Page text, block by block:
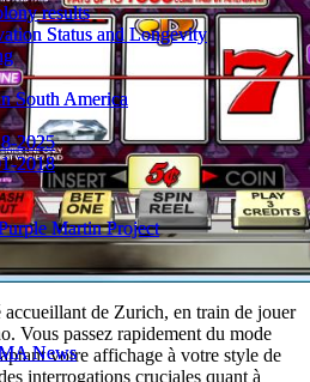
results
Status and Longevity
South America
2025
2018
Martin Project
News
results
Status and Longevity
South America
2025
2018
Martin Project
News
de Zurich, en train de jouer
Vous passez rapidement du mode
votre affichage à votre style de
interrogations cruciales quant à